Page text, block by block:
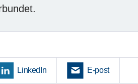
LinkedIn E-post